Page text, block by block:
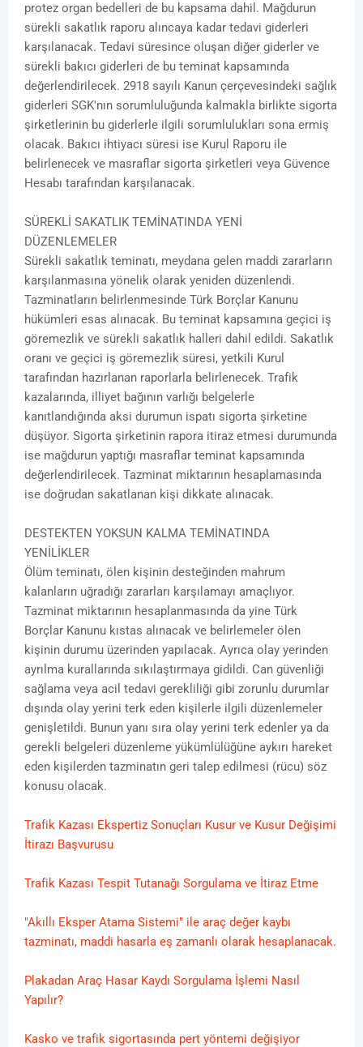
protez organ bedelleri de bu kapsama dahil. Mağdurun
sürekli sakatlık raporu alıncaya kadar tedavi giderleri
karşılanacak. Tedavi süresince oluşan diğer giderler ve
sürekli bakıcı giderleri de bu teminat kapsamında
değerlendirilecek. 2918 sayılı Kanun çerçevesindeki sağlık
giderleri SGK'nın sorumluluğunda kalmakla birlikte sigorta
şirketlerinin bu giderlerle ilgili sorumlulukları sona ermiş
olacak. Bakıcı ihtiyacı süresi ise Kurul Raporu ile
belirlenecek ve masraflar sigorta şirketleri veya Güvence
Hesabı tarafından karşılanacak.
SÜREKLİ SAKATLIK TEMİNATINDA YENİ
DÜZENLEMELER
Sürekli sakatlık teminatı, meydana gelen maddi zararların
karşılanmasına yönelik olarak yeniden düzenlendi.
Tazminatların belirlenmesinde Türk Borçlar Kanunu
hükümleri esas alınacak. Bu teminat kapsamına geçici iş
göremezlik ve sürekli sakatlık halleri dahil edildi. Sakatlık
oranı ve geçici iş göremezlik süresi, yetkili Kurul
tarafından hazırlanan raporlarla belirlenecek. Trafik
kazalarında, illiyet bağının varlığı belgelerle
kanıtlandığında aksi durumun ispatı sigorta şirketine
düşüyor. Sigorta şirketinin rapora itiraz etmesi durumunda
ise mağdurun yaptığı masraflar teminat kapsamında
değerlendirilecek. Tazminat miktarının hesaplamasında
ise doğrudan sakatlanan kişi dikkate alınacak.
DESTEKTEN YOKSUN KALMA TEMİNATINDA
YENİLİKLER
Ölüm teminatı, ölen kişinin desteğinden mahrum
kalanların uğradığı zararları karşılamayı amaçlıyor.
Tazminat miktarının hesaplanmasında da yine Türk
Borçlar Kanunu kıstas alınacak ve belirlemeler ölen
kişinin durumu üzerinden yapılacak. Ayrıca olay yerinden
ayrılma kurallarında sıkılaştırmaya gidildi. Can güvenliği
sağlama veya acil tedavi gerekliliği gibi zorunlu durumlar
dışında olay yerini terk eden kişilerle ilgili düzenlemeler
genişletildi. Bunun yanı sıra olay yerini terk edenler ya da
gerekli belgeleri düzenleme yükümlülüğüne aykırı hareket
eden kişilerden tazminatın geri talep edilmesi (rücu) söz
konusu olacak.
Trafik Kazası Ekspertiz Sonuçları Kusur ve Kusur Değişimi
İtirazı Başvurusu
Trafik Kazası Tespit Tutanağı Sorgulama ve İtiraz Etme
"Akıllı Eksper Atama Sistemi" ile araç değer kaybı
tazminatı, maddi hasarla eş zamanlı olarak hesaplanacak.
Plakadan Araç Hasar Kaydı Sorgulama İşlemi Nasıl
Yapılır?
Kasko ve trafik sigortasında pert yöntemi değişiyor